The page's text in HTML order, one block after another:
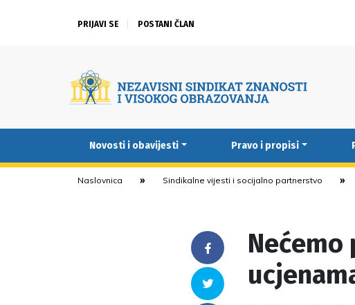
PRIJAVI SE POSTANI ČLAN
Novosti i obavijesti Pravo i propisi
Naslovnica Sindikalne vijesti i socijalno partnerstvo
Facebook
Twitter